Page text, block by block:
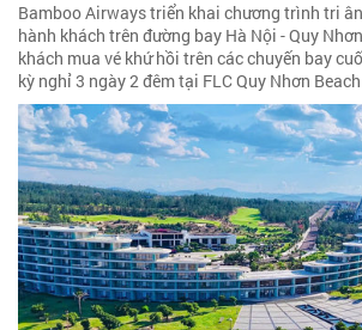
Bamboo Airways triển khai chương trình tri
hành khách trên đường bay Hà Nội - Quy
khách mua vé khứ hồi trên các chuyến bay
kỳ nghỉ 3 ngày 2 đêm tại FLC Quy Nhơn